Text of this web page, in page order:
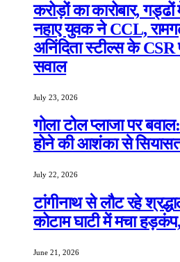
करोड़ों का कारोबार,
नहाए युवक ने CCL,
अनिंदिता स्टील्स के
सवाल
July 23, 2026
गोला टोल प्लाजा पर
होने की आशंका से
July 22, 2026
टांगीनाथ से लौट रहे
कोटाम घाटी में मचा
June 21, 2026